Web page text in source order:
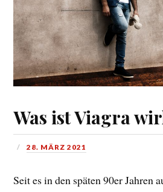
Was ist Viagra
28. MÄRZ 2021
Seit es in den späten 90er Jahren